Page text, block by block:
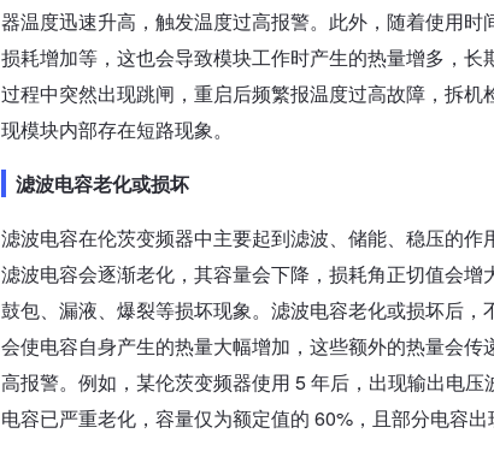
器温度迅速升高，触发温度过高报警。此外，随着使用
损耗增加等，这也会导致模块工作时产生的热量增多，
过程中突然出现跳闸，重启后频繁报温度过高故障，拆
现模块内部存在短路现象。
滤波电容老化或损坏
滤波电容在伦茨变频器中主要起到滤波、储能、稳压的
滤波电容会逐渐老化，其容量会下降，损耗角正切值会
鼓包、漏液、爆裂等损坏现象。滤波电容老化或损坏后
会使电容自身产生的热量大幅增加，这些额外的热量会
高报警。例如，某伦茨变频器使用 5 年后，出现输出电
电容已严重老化，容量仅为额定值的 60%，且部分电容出